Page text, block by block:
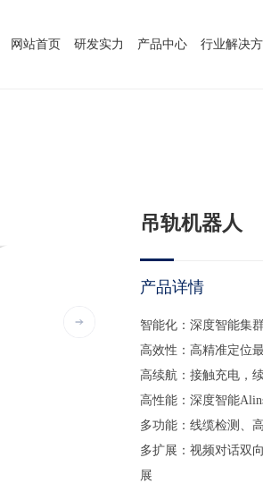
网站首页 研发实力 产品中心 行业解决
吊轨机器人
产品详情
智能化：深度智能集
高效性：高精准定位
高续航：接触充电，
高性能：深度智能
多功能：线缆检测、
多扩展：视频对话双
展